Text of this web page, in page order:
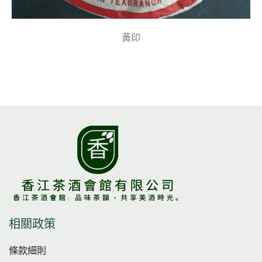
黃印
相關政策
條款細則